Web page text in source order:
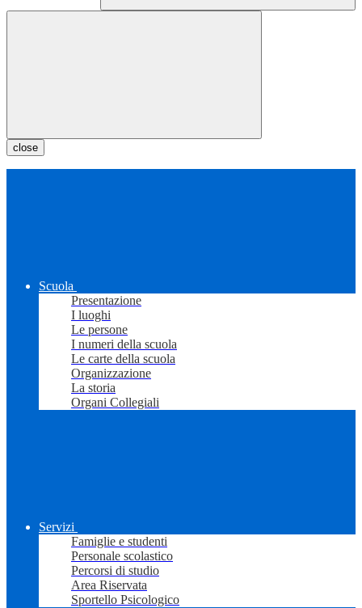
close
Scuola
Presentazione
I luoghi
Le persone
I numeri della scuola
Le carte della scuola
Organizzazione
La storia
Organi Collegiali
Servizi
Famiglie e studenti
Personale scolastico
Percorsi di studio
Area Riservata
Sportello Psicologico